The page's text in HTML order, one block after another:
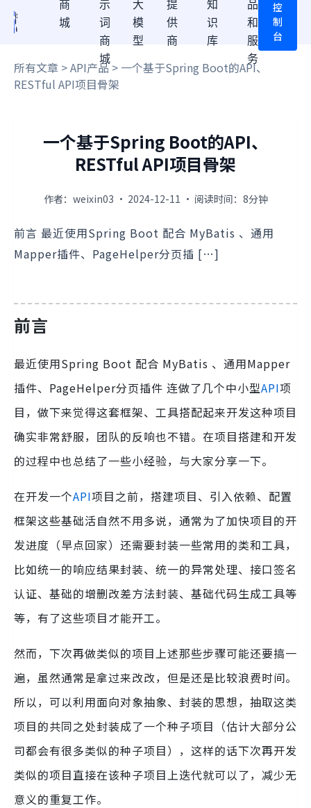
商
城
示
词
商
城
大
模
型
提
供
商
知
识
库
品
和
服
务
控
制
台
所有文章 >API产品> 一个基于Spring Boot的API、
RESTful API项目骨架
一个基于Spring Boot的API、
RESTful API项目骨架
作者：weixin03 · 2024-12-11 · 阅读时间：8分钟
前言 最近使用Spring Boot 配合 MyBatis 、通用
Mapper插件、PageHelper分页插 […]
前言
最近使用Spring Boot 配合 MyBatis 、通用Mapper
插件、PageHelper分页插件 连做了几个中小型API项
目，做下来觉得这套框架、工具搭配起来开发这种项目
确实非常舒服，团队的反响也不错。在项目搭建和开发
的过程中也总结了一些小经验，与大家分享一下。
在开发一个API项目之前，搭建项目、引入依赖、配置
框架这些基础活自然不用多说，通常为了加快项目的开
发进度（早点回家）还需要封装一些常用的类和工具，
比如统一的响应结果封装、统一的异常处理、接口签名
认证、基础的增删改差方法封装、基础代码生成工具等
等，有了这些项目才能开工。
然而，下次再做类似的项目上述那些步骤可能还要搞一
遍，虽然通常是拿过来改改，但是还是比较浪费时间。
所以，可以利用面向对象抽象、封装的思想，抽取这类
项目的共同之处封装成了一个种子项目（估计大部分公
司都会有很多类似的种子项目），这样的话下次再开发
类似的项目直接在该种子项目上迭代就可以了，减少无
意义的重复工作。